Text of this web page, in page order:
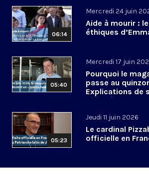
06:14
Mercredi 24 juin
Aide à mourir :
éthiques
05:40
Mercredi 17 juin
Pourquoi le
passe au
Explications de
de la rédaction
05:23
Jeudi 11 juin 2026
Le cardinal
officielle en